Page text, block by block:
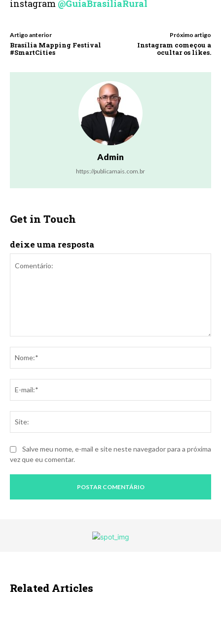
instagram @GuiaBrasiliaRural
Artigo anterior
Brasília Mapping Festival
#SmartCities
Próximo artigo
Instagram começou a
ocultar os likes.
Admin
https://publicamais.com.br
Get in Touch
deixe uma resposta
Salve meu nome, e-mail e site neste navegador para a próxima
vez que eu comentar.
Related Articles